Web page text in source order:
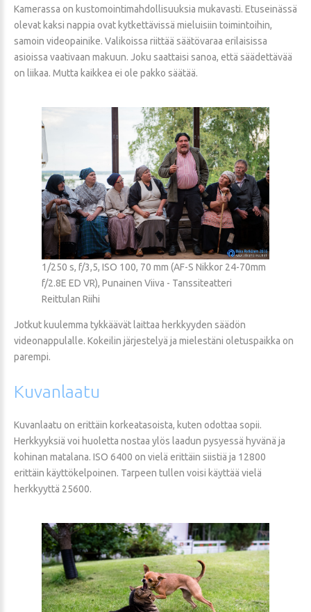
Kamerassa on kustomointimahdollisuuksia mukavasti. Etuseinässä
olevat kaksi nappia ovat kytkettävissä mieluisiin toimintoihin,
samoin videopainike. Valikoissa riittää säätövaraa erilaisissa
asioissa vaativaan makuun. Joku saattaisi sanoa, että säädettävää
on liikaa. Mutta kaikkea ei ole pakko säätää.
1/250 s, f/3,5, ISO 100, 70 mm (AF-S Nikkor 24-70mm
f/2.8E ED VR), Punainen Viiva - Tanssiteatteri
Reittulan Riihi
Jotkut kuulemma tykkäävät laittaa herkkyyden säädön
videonappulalle. Kokeilin järjestelyä ja mielestäni oletuspaikka on
parempi.
Kuvanlaatu
Kuvanlaatu on erittäin korkeatasoista, kuten odottaa sopii.
Herkkyyksiä voi huoletta nostaa ylös laadun pysyessä hyvänä ja
kohinan matalana. ISO 6400 on vielä erittäin siistiä ja 12800
erittäin käyttökelpoinen. Tarpeen tullen voisi käyttää vielä
herkkyyttä 25600.